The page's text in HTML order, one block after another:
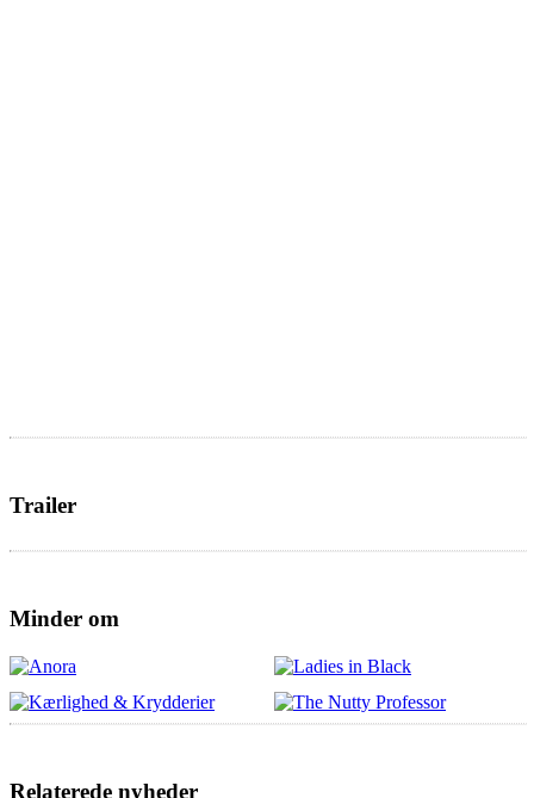
Trailer
Minder om
Relaterede nyheder